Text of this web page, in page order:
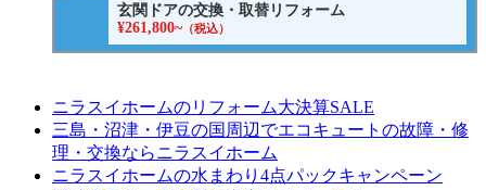
玄関ドアの交換・取替リフォーム
¥261,800~（税込）
ニラスイホームのリフォーム大決算SALE
三島・沼津・伊豆の国周辺でエコキュートの故障・修
理・交換ならニラスイホーム
ニラスイホームの水まわり4点パックキャンペーン